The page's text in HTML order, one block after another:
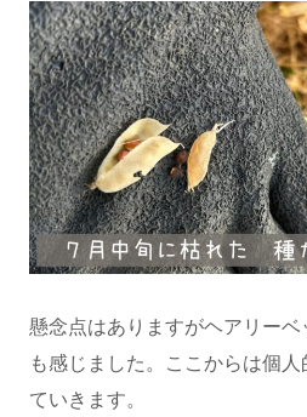
懸念点はありますがヘアリー
も感じました。ここからは個
ていきます。